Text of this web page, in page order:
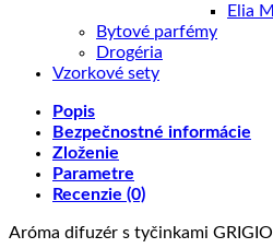
Elia
Bytové parfémy
Drogéria
Vzorkové sety
Popis
Bezpečnostné informácie
Zloženie
Parametre
Recenzie (0)
Aróma difuzér s tyčinkami